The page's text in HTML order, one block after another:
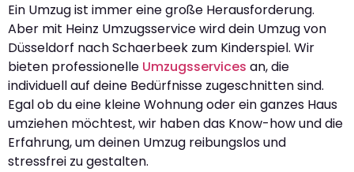
Ein Umzug ist immer eine große Herausforderung.
Aber mit Heinz Umzugsservice wird dein Umzug von
Düsseldorf nach Schaerbeek zum Kinderspiel. Wir
bieten professionelle Umzugsservices an, die
individuell auf deine Bedürfnisse zugeschnitten sind.
Egal ob du eine kleine Wohnung oder ein ganzes Haus
umziehen möchtest, wir haben das Know-how und die
Erfahrung, um deinen Umzug reibungslos und
stressfrei zu gestalten.